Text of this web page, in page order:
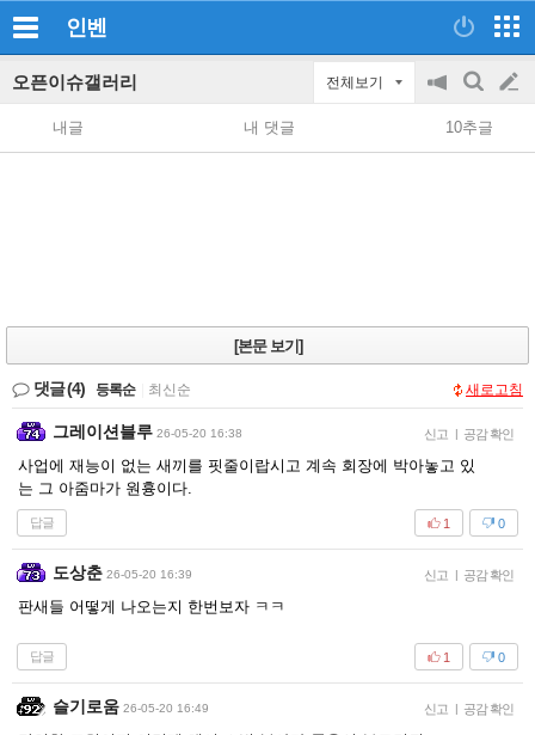
인벤
오픈이슈갤러리 전체보기
공
지
on/off
검
색
글
쓰
내글 내 댓글 10추글
[본문 보기]
댓글(4) 등록순 최신순 새로고침
그레이션블루 26-05-20 16:38 신고 | 공감 확인
사업에 재능이 없는 새끼를 핏줄이랍시고 계속 회장에 박아놓고 있
는 그 아줌마가 원흉이다.
답글 0
1
도상춘 26-05-20 16:39 신고 | 공감 확인
판새들 어떻게 나오는지 한번보자 ㅋㅋ
답글 0
1
슬기로움 26-05-20 16:49 신고 | 공감 확인